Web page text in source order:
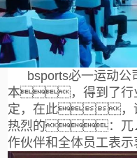
bsports必一运动公
本，得到了行
定，在此，谨
热烈的：兀∠
作伙伴和全体员工表示